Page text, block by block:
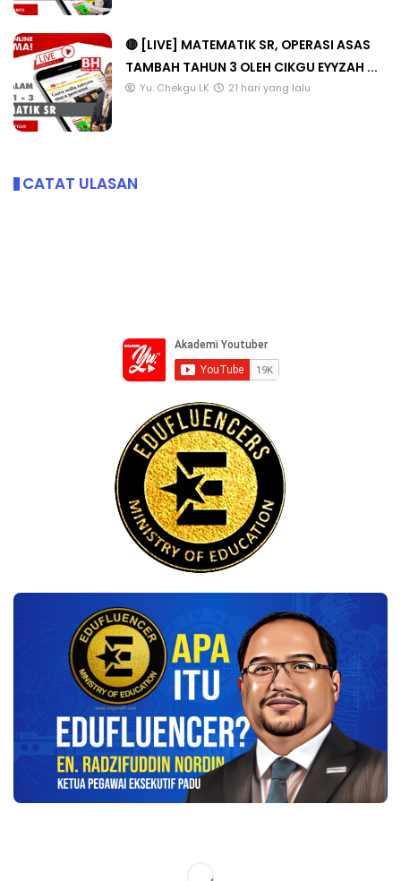
🔴 [LIVE] MATEMATIK SR, OPERASI ASAS
TAMBAH TAHUN 3 OLEH CIKGU EYYZAH ...
Yu. Chekgu LK 21 hari yang lalu
CATAT ULASAN